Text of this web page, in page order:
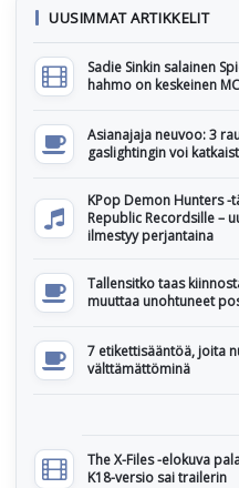
UUSIMMAT ARTIKKELIT
Sadie Sinkin salainen
hahmo on keskeinen
Asianajaja neuvoo: 3
gaslightingin voi
KPop Demon Hunters
Republic Recordsille –
ilmestyy perjantaina
Tallensitko taas
muuttaa unohtuneet
7 etikettisääntöä, joita
välttämättöminä
The X-Files -elokuva
K18-versio sai trailerin